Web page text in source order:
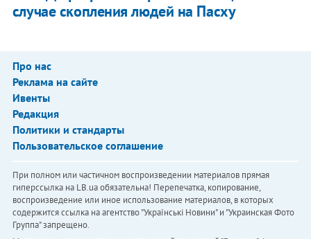
случае скопления людей на Пасху
Про нас
Реклама на сайте
Ивенты
Редакция
Политики и стандарты
Пользовательское соглашение
При полном или частичном воспроизведении материалов прямая
гиперссылка на LB.ua обязательна! Перепечатка, копирование,
воспроизведение или иное использование материалов, в которых
содержится ссылка на агентство "Українськi Новини" и "Украинская Фото
Группа" запрещено.